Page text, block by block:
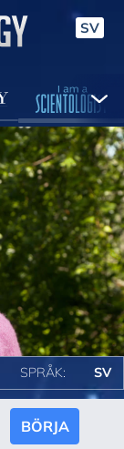
SV
SPRÅK: SV
BÖRJA